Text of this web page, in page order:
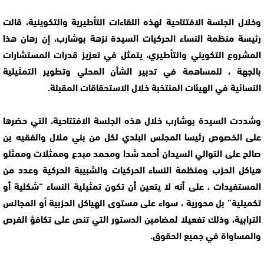
وخلال الجلسة الافتتاحية لهذه اللقاءات التأطيرية والتكوينية، قالت
رئيسة منظمة النساء الحركيات السيدة نزهة بوشارب، إن رهان هذا
المشروع التكويني والتأطيري، يتمثل في تعزيز قدرات المستشارات
بالجهة ، للمساهمة في تدبير الشأن المحلي وتطوير التمثيلية
النسائية في الهيئات المنتخبة خلال الاستحقاقات المقبلة.
وشددت السيدة بوشارب خلال هذه الجلسة الافتتاحية، التي حضرها
على الخصوص رئيسا المجلس البلدي لكل من بني ملال والفقيه بن
صالح على التوالي السيدان أحمد شدا ومحمد مبدع وممثلات وممثلو
هياكل الحزب ومنظمة النساء الحركيات والشبيبة الحركية وعدد من
المستفيدات ، على أنه لا يتعين أن تكون تمثيلية النساء “شكلية أو
تكميلية” بل محورية ، سواء على مستوى الهياكل الحزبية أو المجالس
الترابية، وذلك تفعيلا لمضامين الدستور التي تنص على تكافؤ الفرص
والمساواة في جميع الحقوق.